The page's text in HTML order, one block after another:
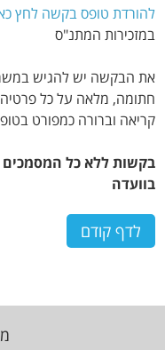
להורדת טופס בקשה לחץ
במזכירות המתנ"ס
את הבקשה יש להגיש
חתומה, מלאה על כל פרטיה
קריאה וברורה כמפורט
בקשות ללא כל המסמכים
בוועדה